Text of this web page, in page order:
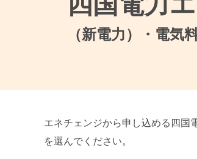
（新電力）・電気
エネチェンジから申し込める四国
を選んでください。